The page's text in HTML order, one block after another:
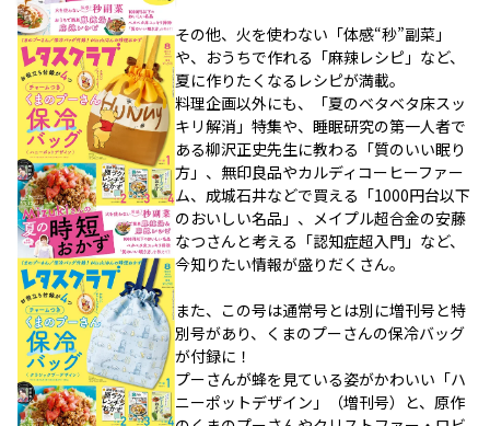
その他、火を使わない「体感“秒”副菜」
や、おうちで作れる「麻辣レシピ」など、
夏に作りたくなるレシピが満載。
料理企画以外にも、「夏のベタベタ床スッ
キリ解消」特集や、睡眠研究の第一人者で
ある柳沢正史先生に教わる「質のいい眠り
方」、無印良品やカルディコーヒーファー
ム、成城石井などで買える「1000円台以下
のおいしい名品」、メイプル超合金の安藤
なつさんと考える「認知症超入門」など、
今知りたい情報が盛りだくさん。
また、この号は通常号とは別に増刊号と特
別号があり、くまのプーさんの保冷バッグ
が付録に！
プーさんが蜂を見ている姿がかわいい「ハ
ニーポットデザイン」（増刊号）と、原作